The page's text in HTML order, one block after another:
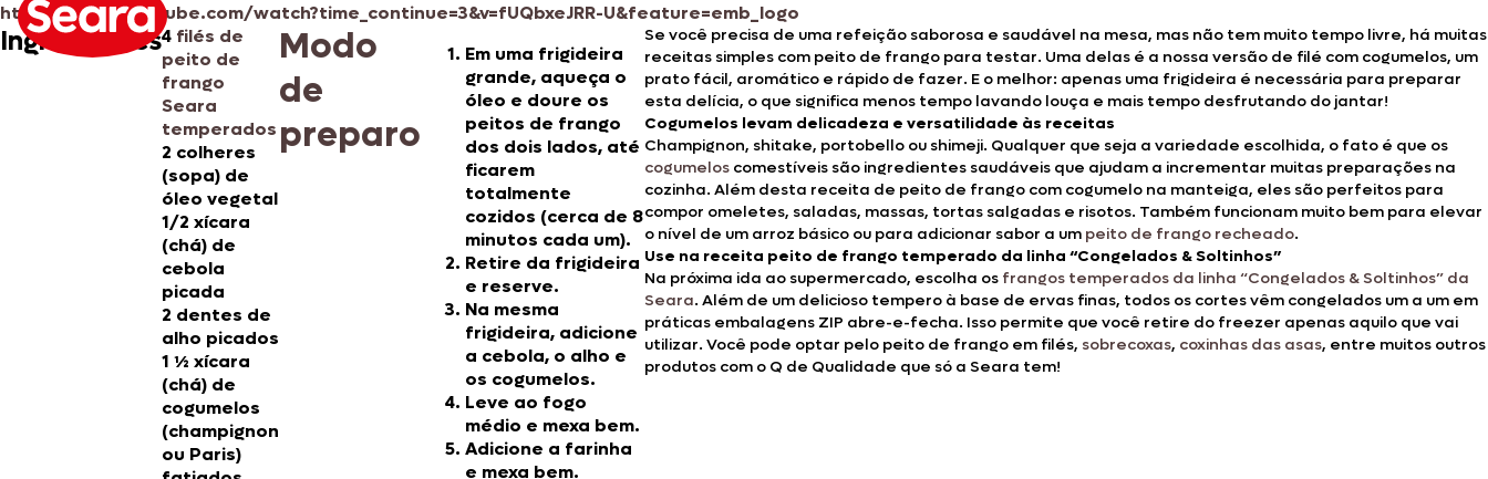
Carnes Suínas
Aves
Frios e Embutidos
Peixes e Frutos do Mar
100% Vegetal
Doces, Bolos e Sobremesas
Pães e Massas
Bebidas
Entrevistas
https://www.youtube.com/watch?time_continue=3&v=fUQbxeJRR-U&feature=emb_logo
Ingredientes4 filés de
peito de
frango
Seara
temperados
2 colheres
(sopa) de
óleo vegetal
1/2 xícara
(chá) de
cebola
picada
2 dentes de
alho picados
1 ½ xícara
(chá) de
cogumelos
(champignon
ou Paris)
Modo
de
preparo
Em uma frigideira
grande, aqueça o
óleo e doure os
peitos de frango
dos dois lados, até
ficarem
totalmente
cozidos (cerca de 8
minutos cada um).
Retire da frigideira
e reserve.
Na mesma
frigideira, adicione
a cebola, o alho e
os cogumelos.
Leve ao fogo
médio e mexa bem.
Adicione a farinha
e mexa bem.
Se você precisa de uma refeição saborosa e saudável na mesa, mas não tem muito tempo livre, há muitas
receitas simples com peito de frango para testar. Uma delas é a nossa versão de filé com cogumelos, um
prato fácil, aromático e rápido de fazer. E o melhor: apenas uma frigideira é necessária para preparar
esta delícia, o que significa menos tempo lavando louça e mais tempo desfrutando do jantar!
Cogumelos levam delicadeza e versatilidade às receitas
Champignon, shitake, portobello ou shimeji. Qualquer que seja a variedade escolhida, o fato é que os
cogumeloscomestíveis são ingredientes saudáveis que ajudam a incrementar muitas preparações na
cozinha. Além desta receita de peito de frango com cogumelo na manteiga, eles são perfeitos para
compor omeletes, saladas, massas, tortas salgadas e risotos. Também funcionam muito bem para elevar
o nível de um arroz básico ou para adicionar sabor a um peito de frango recheado.
Use na receita peito de frango temperado da linha “Congelados & Soltinhos”
Na próxima ida ao supermercado, escolha os frangos temperados da linha “Congelados & Soltinhos” da
Seara. Além de um delicioso tempero à base de ervas finas, todos os cortes vêm congelados um a um em
práticas embalagens ZIP abre-e-fecha. Isso permite que você retire do freezer apenas aquilo que vai
utilizar. Você pode optar pelo peito de frango em filés, sobrecoxas, coxinhas das asas, entre muitos outros
produtos com o Q de Qualidade que só a Seara tem!